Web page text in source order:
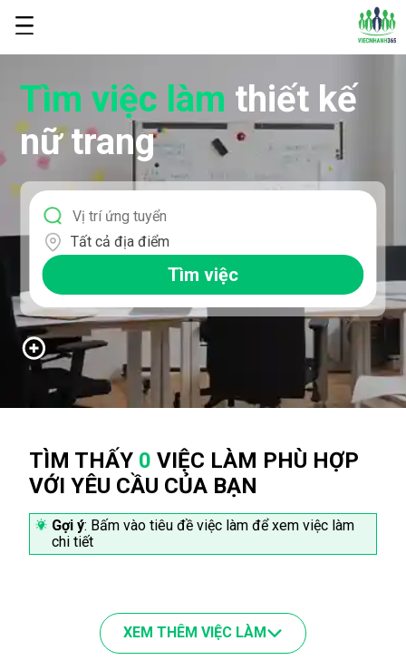
Tìm việc làm thiết kế
nữ trang
Tất cả địa điểm
Tìm việc
TÌM THẤY 0 VIỆC LÀM PHÙ HỢP
VỚI YÊU CẦU CỦA BẠN
Gợi ý: Bấm vào tiêu đề việc làm để xem việc làm
chi tiết
XEM THÊM VIỆC LÀM